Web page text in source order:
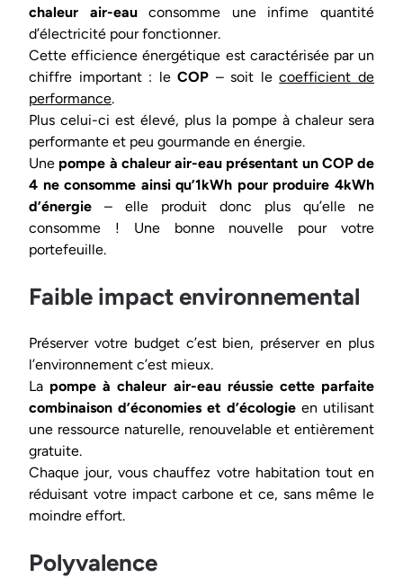
chaleur air-eauconsomme une infime quantité
d’électricité pour fonctionner.
Cette efficience énergétique est caractérisée par un
chiffre important : leCOP – soit lecoefficient de
performance.
Plus celui-ci est élevé, plus la pompe à chaleur sera
performante et peu gourmande en énergie.
Une pompe à chaleur air-eau présentant un COP de
4 ne consomme ainsi qu’1kWh pour produire 4kWh
d’énergie – elle produit donc plus qu’elle ne
consomme ! Une bonne nouvelle pour votre
portefeuille.
Faible impact environnemental
Préserver votre budget c’est bien, préserver en plus
l’environnement c’est mieux.
La pompe à chaleur air-eau réussie cette parfaite
combinaison d’économies et d’écologieen utilisant
une ressource naturelle, renouvelable et entièrement
gratuite.
Chaque jour, vous chauffez votre habitation tout en
réduisant votre impact carbone et ce, sans même le
moindre effort.
Polyvalence